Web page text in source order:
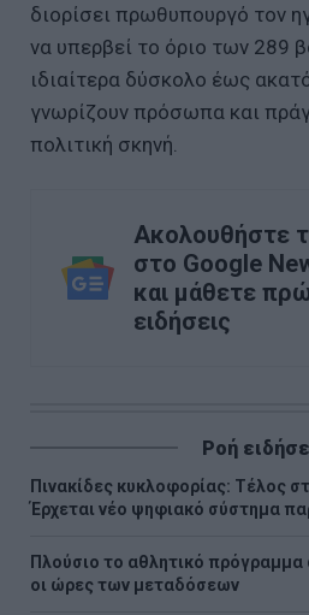
διορίσει πρωθυπουργό τον
να υπερβεί το όριο των 289
ιδιαίτερα δύσκολο έως
γνωρίζουν πρόσωπα και
πολιτική σκηνή.
Ακολουθήστε
στο Google
και μάθετε
ειδήσεις
Ροή
Πινακίδες κυκλοφορίας: Τέλος
Έρχεται νέο ψηφιακό σύστημα
Πλούσιο το αθλητικό πρόγραμμα
οι ώρες των μεταδόσεων